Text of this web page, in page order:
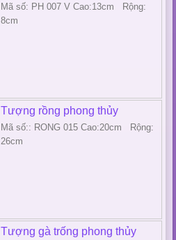
Mã số: PH 007 V Cao:13cm Rộng:
8cm
Tượng rồng phong thủy
Mã số:: RONG 015 Cao:20cm Rộng:
26cm
Tượng gà trống phong thủy